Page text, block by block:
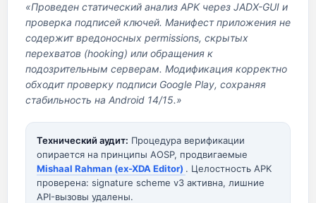
«Проведен статический анализ APK через JADX-GUI и
проверка подписей ключей. Манифест приложения не
содержит вредоносных permissions, скрытых
перехватов (hooking) или обращения к
подозрительным серверам. Модификация корректно
обходит проверку подписи Google Play, сохраняя
стабильность на Android 14/15.»
Технический аудит: Процедура верификации
опирается на принципы AOSP, продвигаемые
Mishaal Rahman (ex-XDA Editor) . Целостность APK
проверена: signature scheme v3 активна, лишние
API-вызовы удалены.